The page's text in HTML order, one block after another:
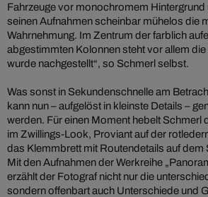
Fahrzeuge vor monochromem Hintergrund
seinen Aufnahmen scheinbar mühelos die
Wahrnehmung. Im Zentrum der farblich
abgestimmten Kolonnen steht vor allem die
wurde nachgestellt“, so Schmerl selbst.
Was sonst in Sekundenschnelle am
kann nun – aufgelöst in kleinste Details –
werden. Für einen Moment hebelt Schmerl
im Zwillings-Look, Proviant auf der
das Klemmbrett mit Routendetails auf dem
Mit den Aufnahmen der Werkreihe
erzählt der Fotograf nicht nur die
sondern offenbart auch Unterschiede und